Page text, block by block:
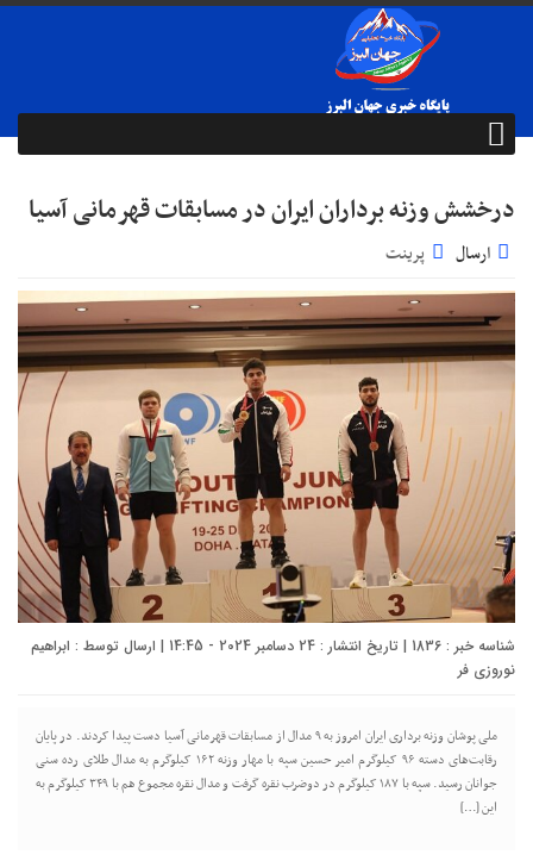
درخشش وزنه برداران ایران در مسابقات قهرمانی آسیا
ارسال پرینت
شناسه خبر : 1836 | تاریخ انتشار : 24 دسامبر 2024 - 14:45 | ارسال توسط :
ابراهیم
نوروزی فر
ملی پوشان وزنه برداری ایران امروز به ۹ مدال از مسابقات قهرمانی آسیا دست پیدا کردند. در پایان
رقابت‌های دسته ۹۶ کیلوگرم امیر حسین سپه با مهار وزنه ۱۶۲ کیلوگرم به مدال طلای رده سنی
جوانان رسید. سپه با ۱۸۷ کیلوگرم در دوضرب نقره گرفت و مدال نقره مجموع هم با ۳۴۹ کیلوگرم به
این […]